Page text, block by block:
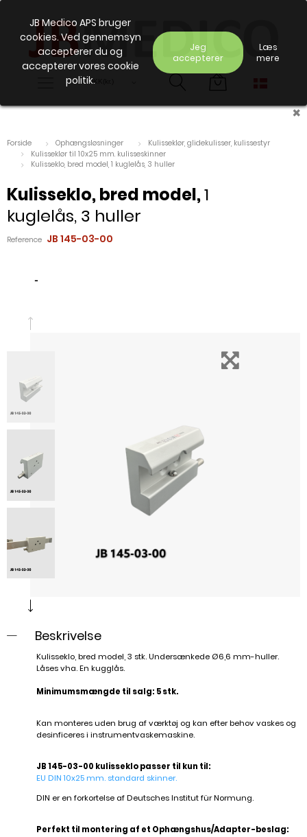
JB Medico APS bruger
cookies. Ved gennemsyn
accepterer du og
accepterer vores cookie
politik.
Jeg
accepterer
Læs
mere
×
Forside Ophængsløsninger
Kulisseklør, glidekulisser, kulissestyr
Kulisseklør til 10x25 mm. kulisseskinner
Kulisseklo, bred model, 1 kuglelås, 3 huller
Kulisseklo, bred model,1
kuglelås, 3 huller
Reference JB 145-03-00
-
Beskrivelse
Kulisseklo, bred model, 3 stk. Undersænkede Ø6,6 mm-huller.
Låses vha. En kugglås.
Minimumsmængde til salg: 5 stk.
Kan monteres uden brug af værktøj og kan efter behov vaskes og
desinficeres i instrumentvaskemaskine.
JB 145-03-00 kulisseklo passer til kun til:
EU DIN 10x25 mm. standard skinner.
DIN er en forkortelse af Deutsches Institut für Normung.
Perfekt til montering af et Ophængshus/Adapter-beslag: